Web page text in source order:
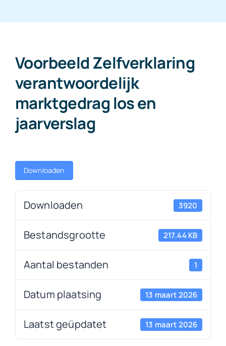
Contact
Voorbeeld Zelfverklaring
verantwoordelijk
marktgedrag los en
jaarverslag
Downloaden
Downloaden 3920
Bestandsgrootte 217.44 KB
Aantal bestanden 1
Datum plaatsing 13 maart 2026
Laatst geüpdatet 13 maart 2026